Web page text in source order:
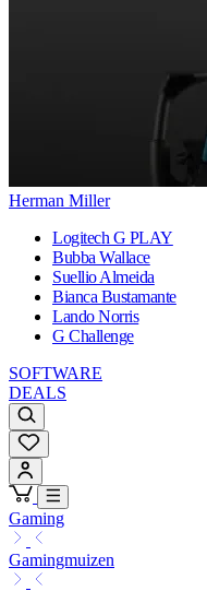
Herman Miller
Logitech G PLAY
Bubba Wallace
Suellio Almeida
Bianca Bustamante
Lando Norris
G Challenge
SOFTWARE
DEALS
Gaming
Gamingmuizen